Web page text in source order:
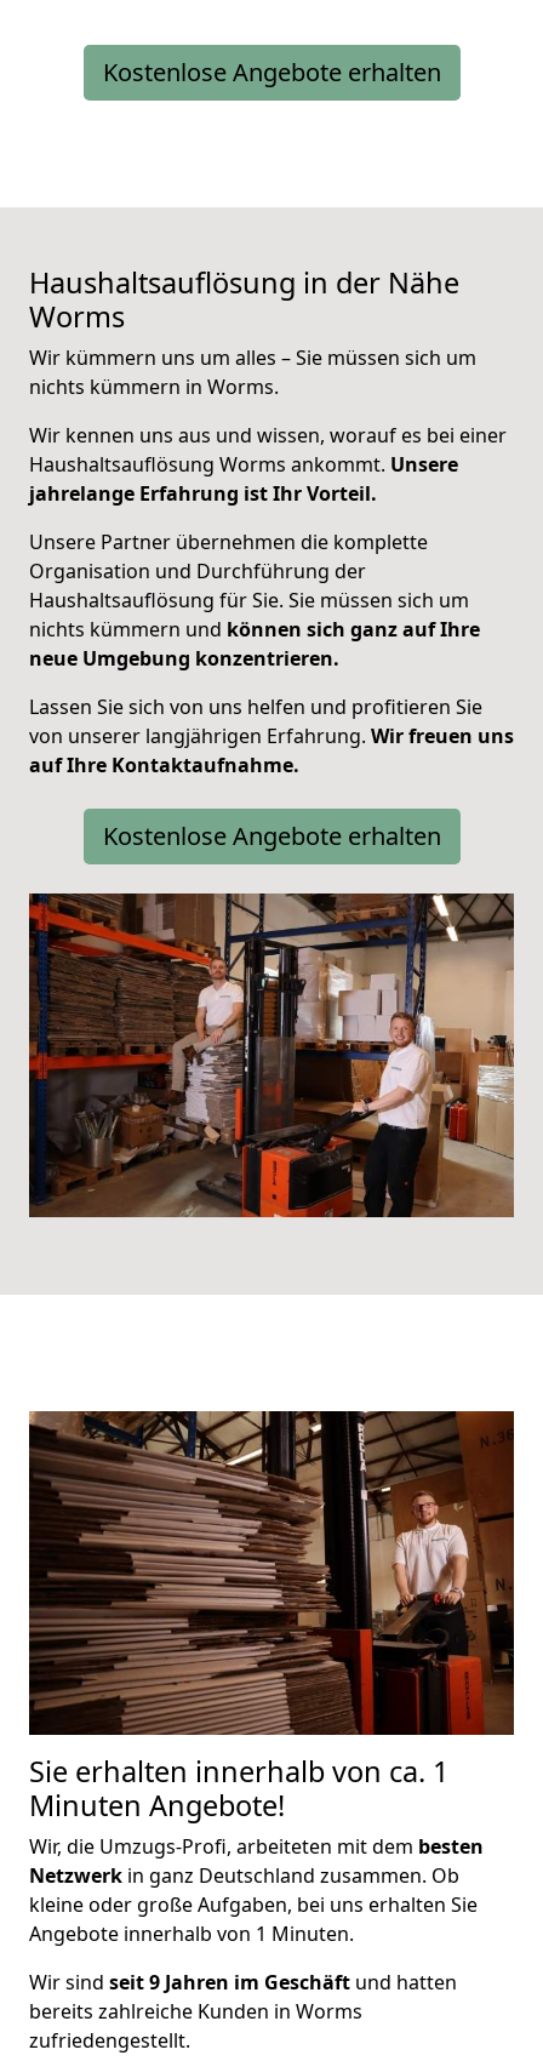
Kostenlose Angebote erhalten
Haushaltsauflösung in der Nähe
Worms
Wir kümmern uns um alles – Sie müssen sich um
nichts kümmern in Worms.
Wir kennen uns aus und wissen, worauf es bei einer
Haushaltsauflösung Worms ankommt. Unsere
jahrelange Erfahrung ist Ihr Vorteil.
Unsere Partner übernehmen die komplette
Organisation und Durchführung der
Haushaltsauflösung für Sie. Sie müssen sich um
nichts kümmern und können sich ganz auf Ihre
neue Umgebung konzentrieren.
Lassen Sie sich von uns helfen und profitieren Sie
von unserer langjährigen Erfahrung. Wir freuen uns
auf Ihre Kontaktaufnahme.
Kostenlose Angebote erhalten
Sie erhalten innerhalb von ca. 1
Minuten Angebote!
Wir, die Umzugs-Profi, arbeiteten mit dem besten
Netzwerk in ganz Deutschland zusammen. Ob
kleine oder große Aufgaben, bei uns erhalten Sie
Angebote innerhalb von 1 Minuten.
Wir sind seit 9 Jahren im Geschäft und hatten
bereits zahlreiche Kunden in Worms
zufriedengestellt.